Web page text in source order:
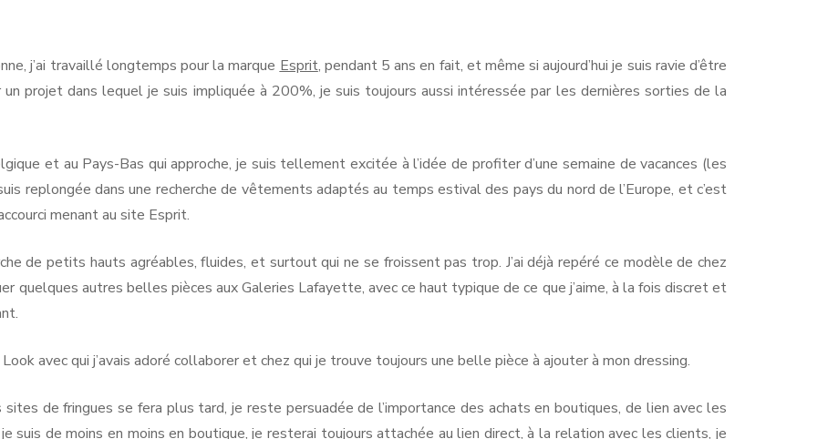
ROCHEVILAINE
RENNES
PORNIC
CABOURG &
MER
BAS
AMSTERDAM
j’ai travaillé longtemps pour la marque Esprit, pendant 5 ans en fait, et même si aujourd’hui je suis ravie d’être
un projet dans lequel je suis impliquée à 200%, je suis toujours aussi intéressée par les dernières sorties de la
et au Pays-Bas qui approche, je suis tellement excitée à l’idée de profiter d’une semaine de vacances (les
replongée dans une recherche de vêtements adaptés au temps estival des pays du nord de l’Europe, et c’est
menant au site Esprit.
de petits hauts agréables, fluides, et surtout qui ne se froissent pas trop. J’ai déjà repéré ce modèle de chez
quelques autres belles pièces aux Galeries Lafayette, avec ce haut typique de ce que j’aime, à la fois discret et
avec qui j’avais adoré collaborer et chez qui je trouve toujours une belle pièce à ajouter à mon dressing.
sites de fringues se fera plus tard, je reste persuadée de l’importance des achats en boutiques, de lien avec les
suis de moins en moins en boutique, je resterai toujours attachée au lien direct, à la relation avec les clients, je